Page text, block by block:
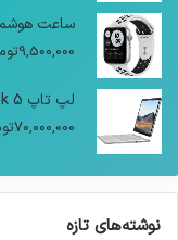
ساعت
9,500,000
لپ تاپ Surface Book 5
70,000,000
نوشته‌های تازه